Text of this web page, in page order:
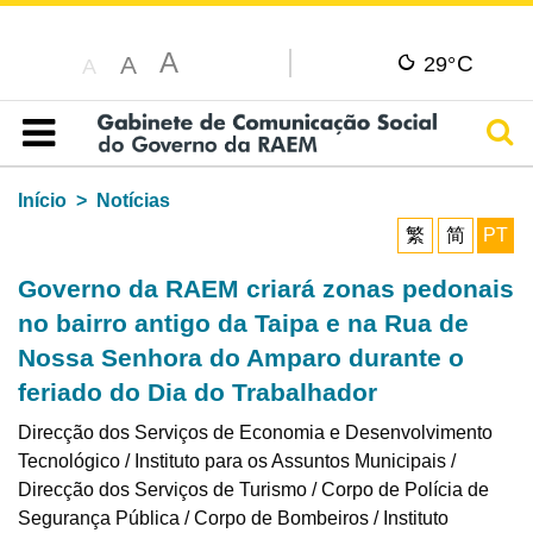
A A A 29°C
Índice
Início
Notícias
繁
简 PT
Governo da RAEM criará zonas pedonais
no bairro antigo da Taipa e na Rua de
Nossa Senhora do Amparo durante o
feriado do Dia do Trabalhador
Direcção dos Serviços de Economia e Desenvolvimento
Tecnológico / Instituto para os Assuntos Municipais /
Direcção dos Serviços de Turismo / Corpo de Polícia de
Segurança Pública / Corpo de Bombeiros / Instituto